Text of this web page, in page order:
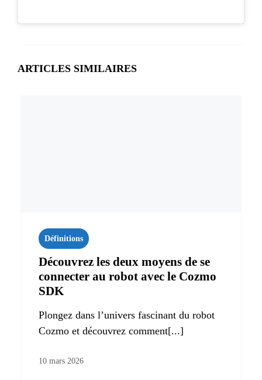
ARTICLES SIMILAIRES
Définitions
Découvrez les deux moyens de se
connecter au robot avec le Cozmo
SDK
Plongez dans l’univers fascinant du robot
Cozmo et découvrez comment[...]
10 mars 2026